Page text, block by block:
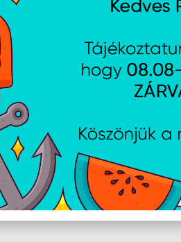
Lenovo ThinkCentre neo 55s G6 -
FreeDOS - Black + USB egér és
billentyűzet